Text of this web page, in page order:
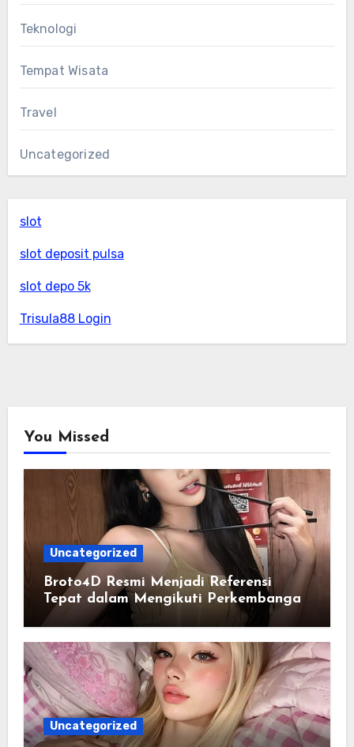
Teknologi
Tempat Wisata
Travel
Uncategorized
slot
slot deposit pulsa
slot depo 5k
Trisula88 Login
You Missed
Uncategorized
Broto4D Resmi Menjadi Referensi
Tepat dalam Mengikuti Perkembangan
Data Togel
Uncategorized